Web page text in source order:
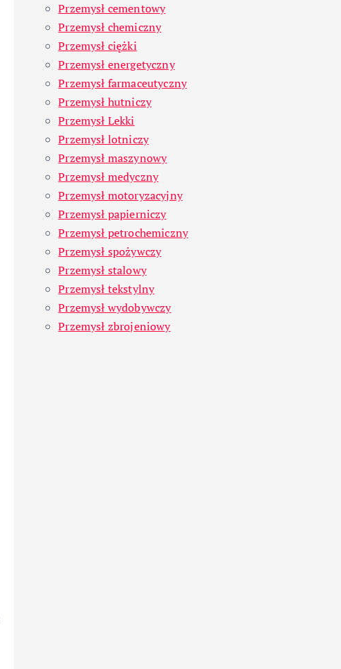
Przemysł cementowy
Przemysł chemiczny
Przemysł ciężki
Przemysł energetyczny
Przemysł farmaceutyczny
Przemysł hutniczy
Przemysł Lekki
Przemysł lotniczy
Przemysł maszynowy
Przemysł medyczny
Przemysł motoryzacyjny
Przemysł papierniczy
Przemysł petrochemiczny
Przemysł spożywczy
Przemysł stalowy
Przemysł tekstylny
Przemysł wydobywczy
Przemysł zbrojeniowy